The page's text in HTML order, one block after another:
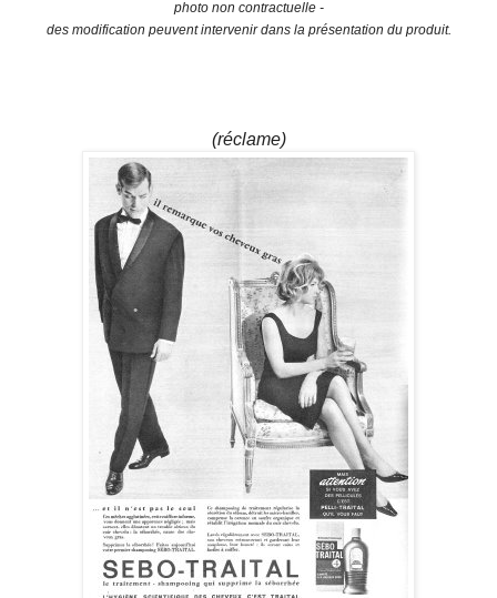
photo non contractuelle -
des modification peuvent intervenir dans la présentation du produit.
(réclame)